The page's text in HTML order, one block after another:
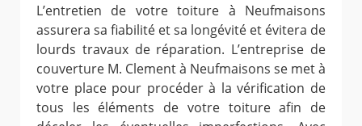
L’entretien de votre toiture à Neufmaisons
assurera sa fiabilité et sa longévité et évitera de
lourds travaux de réparation. L’entreprise de
couverture M. Clement à Neufmaisons se met à
votre place pour procéder à la vérification de
tous les éléments de votre toiture afin de